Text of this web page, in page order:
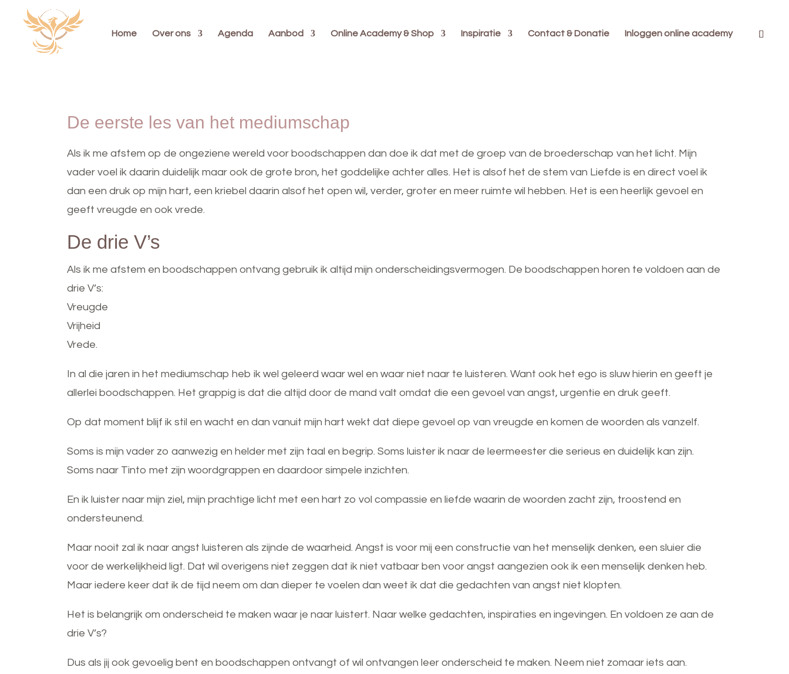
Home Over ons Agenda Aanbod Online Academy & Shop Inspiratie Contact & Donatie Inloggen online academy
De eerste les van het mediumschap
Als ik me afstem op de ongeziene wereld voor boodschappen dan doe ik dat met de groep van de broederschap van het licht. Mijn
vader voel ik daarin duidelijk maar ook de grote bron, het goddelijke achter alles. Het is alsof het de stem van Liefde is en direct voel ik
dan een druk op mijn hart, een kriebel daarin alsof het open wil, verder, groter en meer ruimte wil hebben. Het is een heerlijk gevoel en
geeft vreugde en ook vrede.
De drie V’s
Als ik me afstem en boodschappen ontvang gebruik ik altijd mijn onderscheidingsvermogen. De boodschappen horen te voldoen aan de
drie V’s:
Vreugde
Vrijheid
Vrede.
In al die jaren in het mediumschap heb ik wel geleerd waar wel en waar niet naar te luisteren. Want ook het ego is sluw hierin en geeft je
allerlei boodschappen. Het grappig is dat die altijd door de mand valt omdat die een gevoel van angst, urgentie en druk geeft.
Op dat moment blijf ik stil en wacht en dan vanuit mijn hart wekt dat diepe gevoel op van vreugde en komen de woorden als vanzelf.
Soms is mijn vader zo aanwezig en helder met zijn taal en begrip. Soms luister ik naar de leermeester die serieus en duidelijk kan zijn.
Soms naar Tinto met zijn woordgrappen en daardoor simpele inzichten.
En ik luister naar mijn ziel, mijn prachtige licht met een hart zo vol compassie en liefde waarin de woorden zacht zijn, troostend en
ondersteunend.
Maar nooit zal ik naar angst luisteren als zijnde de waarheid. Angst is voor mij een constructie van het menselijk denken, een sluier die
voor de werkelijkheid ligt. Dat wil overigens niet zeggen dat ik niet vatbaar ben voor angst aangezien ook ik een menselijk denken heb.
Maar iedere keer dat ik de tijd neem om dan dieper te voelen dan weet ik dat die gedachten van angst niet klopten.
Het is belangrijk om onderscheid te maken waar je naar luistert. Naar welke gedachten, inspiraties en ingevingen. En voldoen ze aan de
drie V’s?
Dus als jij ook gevoelig bent en boodschappen ontvangt of wil ontvangen leer onderscheid te maken. Neem niet zomaar iets aan.